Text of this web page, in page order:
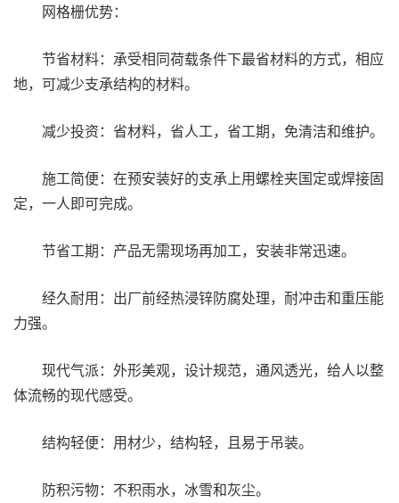
网格栅优势：
节省材料：承受相同荷载条件下最省材料的方式，相应
地，可减少支承结构的材料。
减少投资：省材料，省人工，省工期，免清洁和维护。
施工简便：在预安装好的支承上用螺栓夹国定或焊接固
定，一人即可完成。
节省工期：产品无需现场再加工，安装非常迅速。
经久耐用：出厂前经热浸锌防腐处理，耐冲击和重压能
力强。
现代气派：外形美观，设计规范，通风透光，给人以整
体流畅的现代感受。
结构轻便：用材少，结构轻，且易于吊装。
防积污物：不积雨水，冰雪和灰尘。